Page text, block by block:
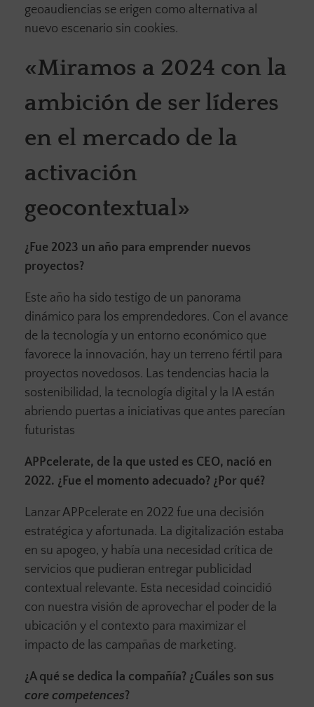
geoaudiencias se erigen como alternativa al
nuevo escenario sin cookies.
«Miramos a 2024 con la
ambición de ser líderes
en el mercado de la
activación
geocontextual»
¿Fue 2023 un año para emprender nuevos
proyectos?
Este año ha sido testigo de un panorama
dinámico para los emprendedores. Con el avance
de la tecnología y un entorno económico que
favorece la innovación, hay un terreno fértil para
proyectos novedosos. Las tendencias hacia la
sostenibilidad, la tecnología digital y la IA están
abriendo puertas a iniciativas que antes parecían
futuristas
APPcelerate, de la que usted es CEO, nació en
2022. ¿Fue el momento adecuado? ¿Por qué?
Lanzar APPcelerate en 2022 fue una decisión
estratégica y afortunada. La digitalización estaba
en su apogeo, y había una necesidad crítica de
servicios que pudieran entregar publicidad
contextual relevante. Esta necesidad coincidió
con nuestra visión de aprovechar el poder de la
ubicación y el contexto para maximizar el
impacto de las campañas de marketing.
¿A qué se dedica la compañía? ¿Cuáles son sus
core competences?